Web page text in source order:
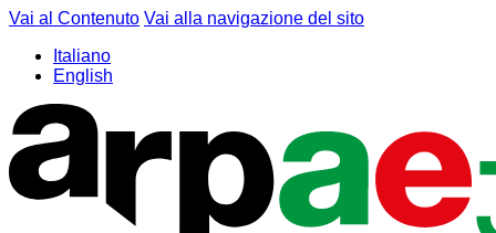
Vai al Contenuto Vai alla navigazione del sito
Italiano
English